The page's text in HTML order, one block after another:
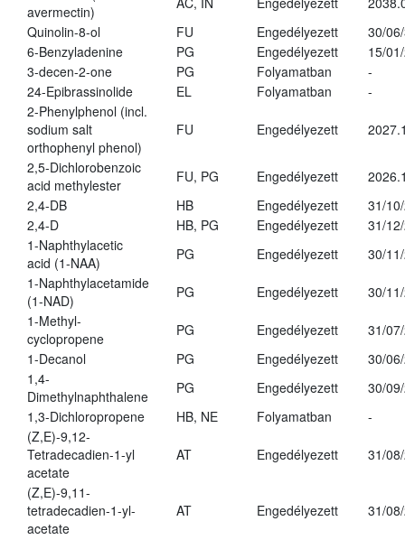
avermectin)
Quinolin-8-ol
FU Engedélyezett
30/
6-Benzyladenine
PG Engedélyezett
15/
3-decen-2-one
PG Folyamatban
-
24-Epibrassinolide
EL Folyamatban
-
2-Phenylphenol (incl.
sodium salt
orthophenyl phenol)
FU Engedélyezett
2,5-Dichlorobenzoic
acid methylester
FU, PG Engedélyezett
2,4-DB
HB Engedélyezett
31/
2,4-D
HB, PG Engedélyezett
31/
1-Naphthylacetic
acid (1-NAA)
PG Engedélyezett
30/
1-Naphthylacetamide
(1-NAD)
PG Engedélyezett
30/
1-Methyl-
cyclopropene
PG Engedélyezett
31/
1-Decanol
PG Engedélyezett
30/
1,4-
Dimethylnaphthalene
PG Engedélyezett
30/
1,3-Dichloropropene
HB, NE Folyamatban
-
(Z,E)-9,12-
Tetradecadien-1-yl
acetate
AT Engedélyezett 31/
(Z,E)-9,11-
tetradecadien-1-yl-
acetate
AT Engedélyezett 31/